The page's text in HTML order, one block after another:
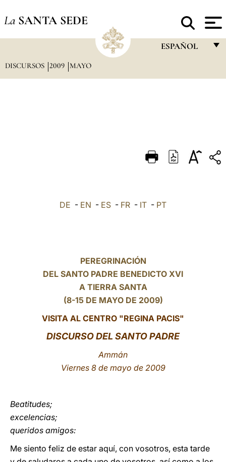
La SANTA SEDE
ESPAÑOL
DEUTSCH
العربيّة
DISCURSOS 2009 MAYO
DE - EN - ES - FR - IT - PT
PEREGRINACIÓN
DEL SANTO PADRE BENEDICTO XVI
A TIERRA SANTA
(8-15 DE MAYO DE 2009)
VISITA AL CENTRO "REGINA PACIS"
DISCURSO DEL SANTO PADRE
Ammán
Viernes 8 de mayo de 2009
Beatitudes;
excelencias;
queridos amigos:
Me siento feliz de estar aquí, con vosotros, esta tarde